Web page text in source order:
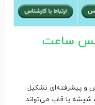
ساعت
و پیشرفته‌ای تشکیل
شیشه یا قاب می‌تواند